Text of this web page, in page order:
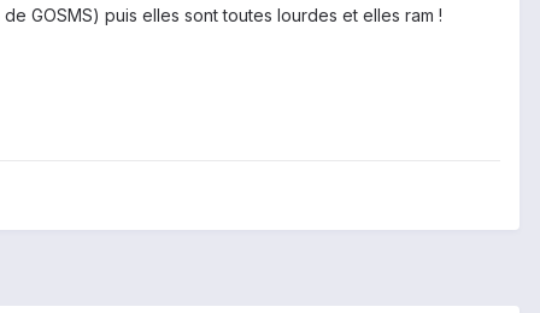
GOSMS) puis elles sont toutes lourdes et elles ram !